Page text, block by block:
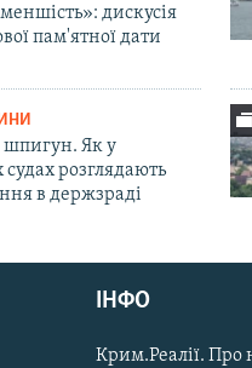
дискусія
пам'ятної дати
шпигун. Як у
розглядають
в держзраді
ІНФО
Крим.Реалії. Про